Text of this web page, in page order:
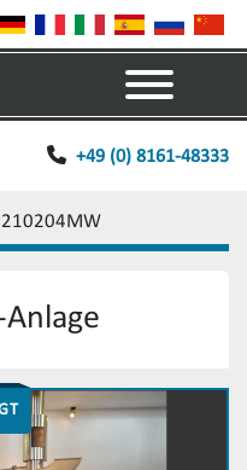
+49 (0) 8161-48333
210204MW